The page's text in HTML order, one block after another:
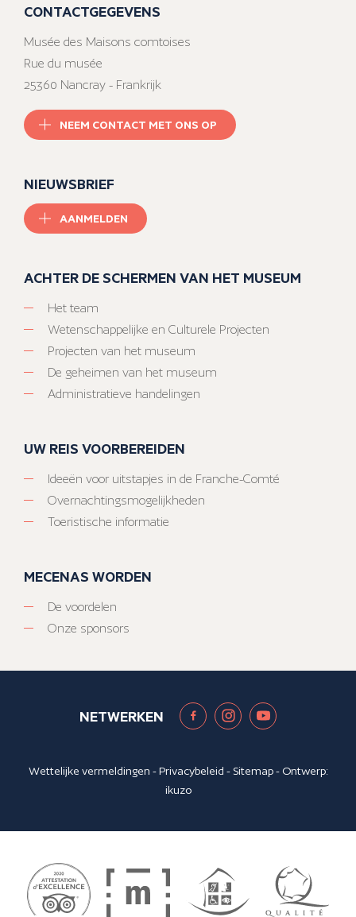
CONTACTGEGEVENS
Musée des Maisons comtoises
Rue du musée
25360 Nancray - Frankrijk
NEEM CONTACT MET ONS OP
NIEUWSBRIEF
AANMELDEN
ACHTER DE SCHERMEN VAN HET MUSEUM
Het team
Wetenschappelijke en Culturele Projecten
Projecten van het museum
De geheimen van het museum
Administratieve handelingen
UW REIS VOORBEREIDEN
Ideeën voor uitstapjes in de Franche-Comté
Overnachtingsmogelijkheden
Toeristische informatie
MECENAS WORDEN
De voordelen
Onze sponsors
NETWERKEN
Wettelijke vermeldingen -Privacybeleid - Sitemap- Ontwerp:
ikuzo